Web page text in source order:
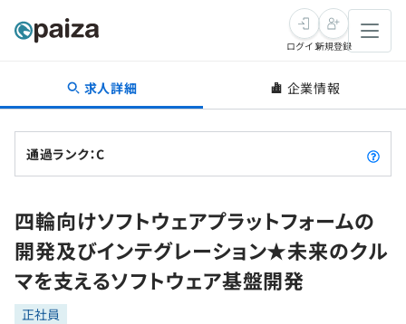
転職・キャリア
転職成功ガイド
転職エージェント
インタビュー
転職成功ガイド
新卒就活
求人検索
本選考
インターン
学習
問題集
プログラミング言語
ゲーム・マンガ
ログイン新規登録
求人詳細 企業情報
通過ランク：C
四輪向けソフトウェアプラットフォームの
開発及びインテグレーション★未来のクル
マを支えるソフトウェア基盤開発
正社員